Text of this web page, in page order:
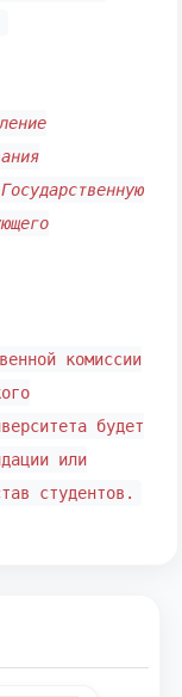
комиссии
будет
или
студентов.